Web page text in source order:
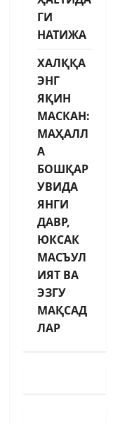
ГИ
НАТИЖА
ХАЛҚҚА
ЭНГ
ЯҚИН
МАСКАН:
МАҲАЛЛ
А
БОШҚАР
УВИДА
ЯНГИ
ДАВР,
ЮКСАК
МАСЪУЛ
ИЯТ ВА
ЭЗГУ
МАҚСАД
ЛАР